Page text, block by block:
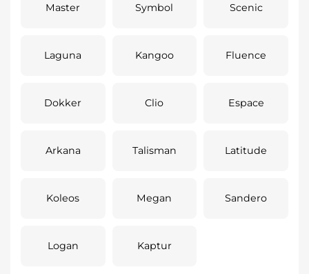
Master Symbol Scenic
Laguna Kangoo Fluence
Dokker Clio Espace
Arkana Talisman Latitude
Koleos Megan Sandero
Logan Kaptur